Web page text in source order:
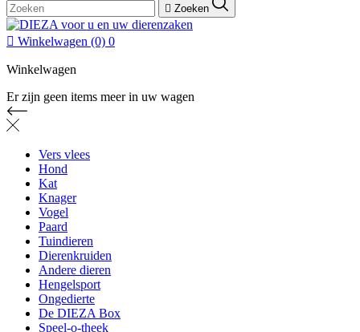
 Zoeken
 Winkelwagen (0) 0
Winkelwagen
Er zijn geen items meer in uw wagen
Vers vlees
Hond
Kat
Knager
Vogel
Paard
Tuindieren
Dierenkruiden
Andere dieren
Hengelsport
Ongedierte
De DIEZA Box
Speel-o-theek